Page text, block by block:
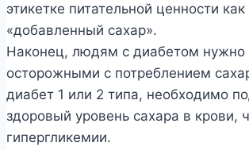
этикетке питательной ценности
«добавленный сахар».
Наконец, людям с диабетом нужно
осторожными с потреблением
диабет 1 или 2 типа, необходимо
здоровый уровень сахара в крови,
гипергликемии.